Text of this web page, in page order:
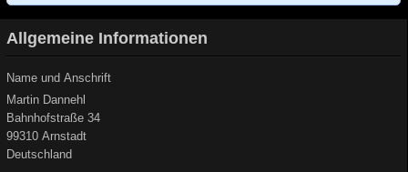
Allgemeine Informationen
Name und Anschrift
Martin Dannehl
Bahnhofstraße 34
99310 Arnstadt
Deutschland